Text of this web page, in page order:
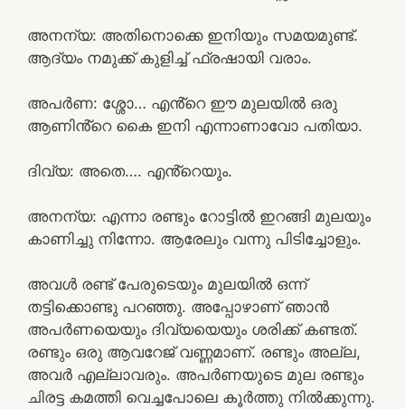
അനന്യ: അതിനൊക്കെ ഇനിയും സമയമുണ്ട്.
ആദ്യം നമുക്ക് കുളിച്ച് ഫ്രഷായി വരാം.
അപർണ: ശ്ശോ… എൻ്റെ ഈ മുലയിൽ ഒരു
ആണിൻ്റെ കൈ ഇനി എന്നാണാവോ പതിയാ.
ദിവ്യ: അതെ…. എൻ്റെയും.
അനന്യ: എന്നാ രണ്ടും റോട്ടിൽ ഇറങ്ങി മുലയും
കാണിച്ചു നിന്നോ. ആരേലും വന്നു പിടിച്ചോളും.
അവൾ രണ്ട് പേരുടെയും മുലയിൽ ഒന്ന്
തട്ടിക്കൊണ്ടു പറഞ്ഞു. അപ്പോഴാണ് ഞാൻ
അപർണയെയും ദിവ്യയെയും ശരിക്ക് കണ്ടത്.
രണ്ടും ഒരു ആവറേജ് വണ്ണമാണ്. രണ്ടും അല്ല,
അവർ എല്ലാവരും. അപർണയുടെ മുല രണ്ടും
ചിരട്ട കമത്തി വെച്ചപോലെ കൂർത്തു നിൽക്കുന്നു.